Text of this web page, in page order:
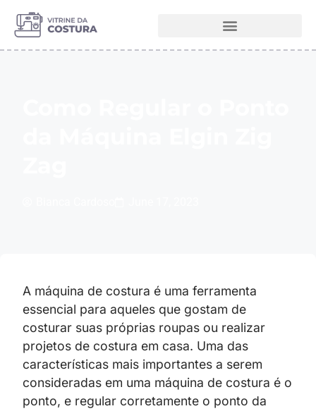
A máquina de costura é uma ferramenta
essencial para aqueles que gostam de
costurar suas próprias roupas ou realizar
projetos de costura em casa. Uma das
características mais importantes a serem
consideradas em uma máquina de costura é o
ponto, e regular corretamente o ponto da